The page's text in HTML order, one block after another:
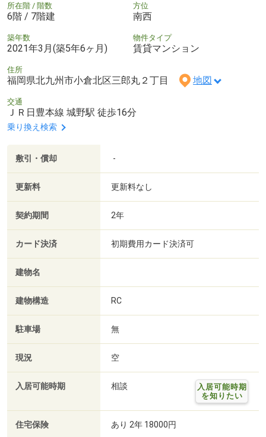
所在階 / 階数
6階 / 7階建
方位
南西
築年数
2021年3月(築5年6ヶ月)
物件タイプ
賃貸マンション
住所
福岡県北九州市小倉北区三郎丸２丁目 地図
交通
ＪＲ日豊本線 城野駅 徒歩16分
乗り換え検索
敷引・償却 -
更新料 更新料なし
契約期間 2年
カード決済 初期費用カード決済可
建物名
建物構造 RC
駐車場 無
現況 空
入居可能時期 相談
入居可能時期
を知りたい
住宅保険 あり 2年 18000円